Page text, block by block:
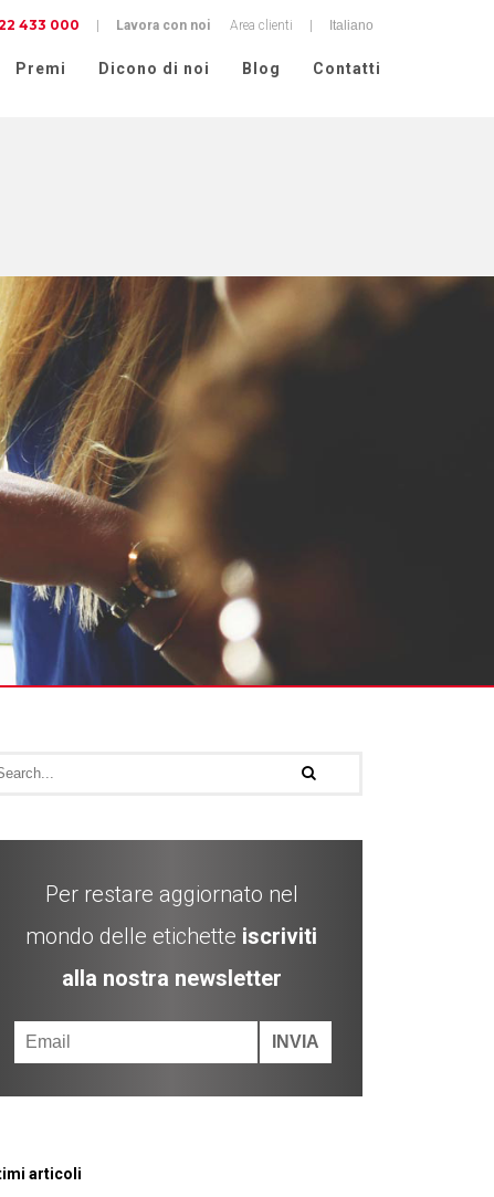
433 000 Lavora con noi Area clienti
Premi Dicono di noi Blog Contatti
Per restare aggiornato nel
mondo delle etichette iscriviti
alla nostra newsletter
articoli